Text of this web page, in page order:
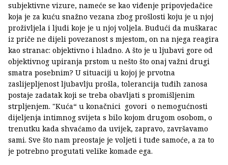
subjektivne vizure, nameće se kao viđenje pripovjedačice
koja je za kuću snažno vezana zbog prošlosti koju je u njoj
proživljela i ljudi koje je u njoj voljela. Budući da muškarac
iz priče ne dijeli povezanost s mjestom, on na njega reagira
kao stranac: objektivno i hladno. A što je u ljubavi gore od
objektivnog upiranja prstom u nešto što onaj važni drugi
smatra posebnim? U situaciji u kojoj je prvotna
zaslijepljenost ljubavlju prošla, tolerancija tuđih zanosa
postaje zadatak koji se treba obavljati s promišljenim
strpljenjem. "Kuća“ u konačnici govori o nemogućnosti
dijeljenja intimnog svijeta s bilo kojom drugom osobom, o
trenutku kada shvaćamo da uvijek, zapravo, završavamo
sami. Sve što nam preostaje je voljeti i tuđe samoće, a za to
je potrebno progutati velike komade ega.